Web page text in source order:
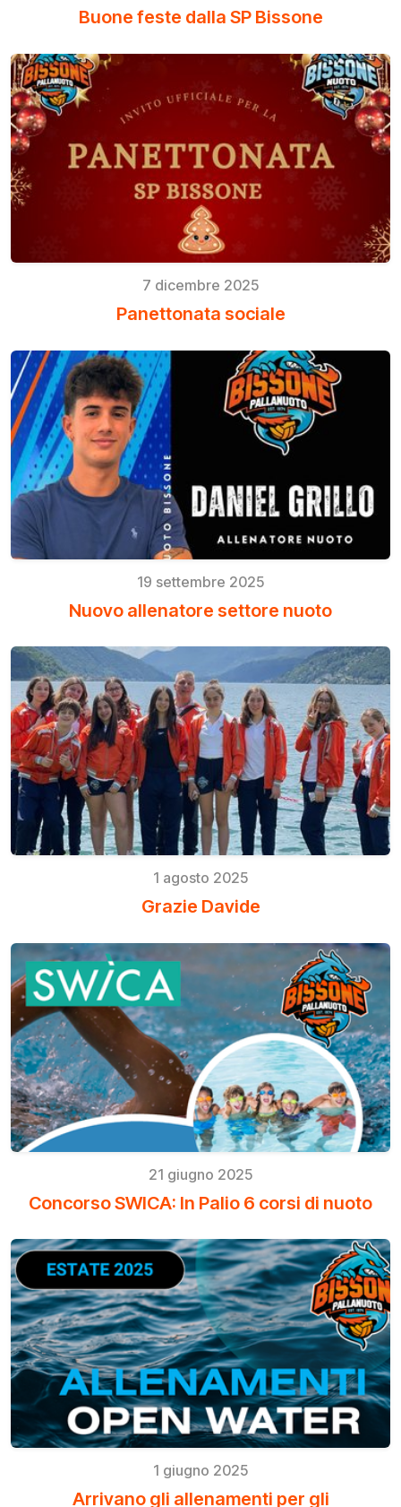
Buone feste dalla SP Bissone
7 dicembre 2025
Panettonata sociale
19 settembre 2025
Nuovo allenatore settore nuoto
1 agosto 2025
Grazie Davide
21 giugno 2025
Concorso SWICA: In Palio 6 corsi di nuoto
1 giugno 2025
Arrivano gli allenamenti per gli